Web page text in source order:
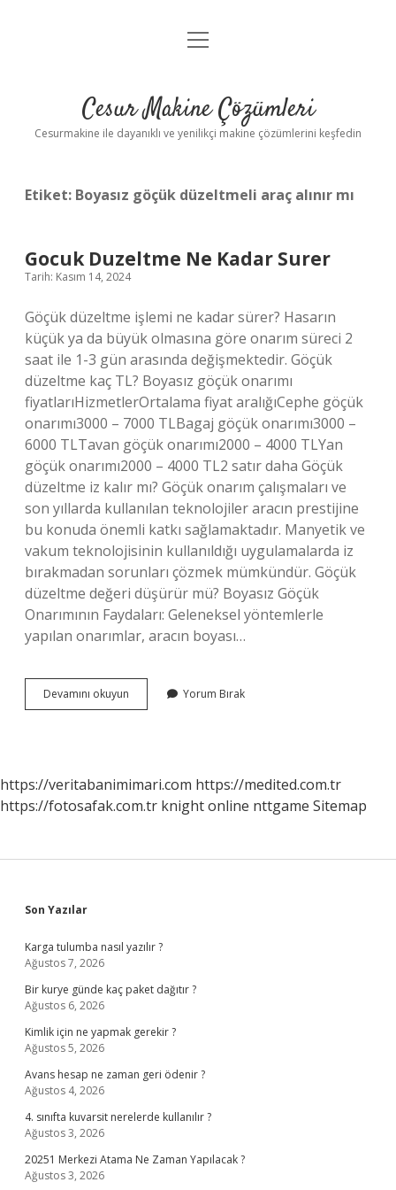
Anasayfa
Yasal Uyarı
menüyü
Cesur Makine Çözümleri
Cesurmakine ile dayanıklı ve yenilikçi makine çözümlerini keşfedin
Etiket: Boyasız göçük düzeltmeli araç alınır mı
Gocuk Duzeltme Ne Kadar Surer
Tarih: Kasım 14, 2024
Göçük düzeltme işlemi ne kadar sürer? Hasarın
küçük ya da büyük olmasına göre onarım süreci 2
saat ile 1-3 gün arasında değişmektedir. Göçük
düzeltme kaç TL? Boyasız göçük onarımı
fiyatlarıHizmetlerOrtalama fiyat aralığıCephe göçük
onarımı3000 – 7000 TLBagaj göçük onarımı3000 –
6000 TLTavan göçük onarımı2000 – 4000 TLYan
göçük onarımı2000 – 4000 TL2 satır daha Göçük
düzeltme iz kalır mı? Göçük onarım çalışmaları ve
son yıllarda kullanılan teknolojiler aracın prestijine
bu konuda önemli katkı sağlamaktadır. Manyetik ve
vakum teknolojisinin kullanıldığı uygulamalarda iz
bırakmadan sorunları çözmek mümkündür. Göçük
düzeltme değeri düşürür mü? Boyasız Göçük
Onarımının Faydaları: Geleneksel yöntemlerle
yapılan onarımlar, aracın boyası…
Devamını okuyun
Duzeltme
Yorum Bırak
https://veritabanimimari.com https://medited.com.tr
https://fotosafak.com.tr knight online nttgame Sitemap
Sidebar
Son Yazılar
Karga tulumba nasıl yazılır ?
Ağustos 7, 2026
Bir kurye günde kaç paket dağıtır ?
Ağustos 6, 2026
Kimlik için ne yapmak gerekir ?
Ağustos 5, 2026
Avans hesap ne zaman geri ödenir ?
Ağustos 4, 2026
4. sınıfta kuvarsit nerelerde kullanılır ?
Ağustos 3, 2026
20251 Merkezi Atama Ne Zaman Yapılacak ?
Ağustos 3, 2026